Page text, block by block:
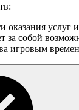
оказания услуг
за собой
игровым